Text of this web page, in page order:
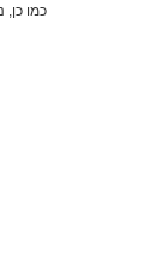
כמו כן,